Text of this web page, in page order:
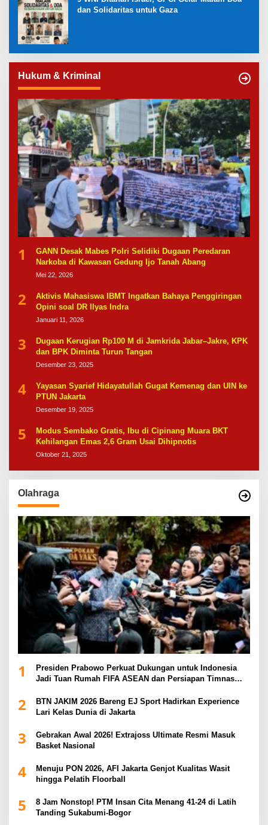
dan Solidaritas untuk Gaza
Hukum & Kriminal
1
GANN Desak Mabes Polri Selidiki Dugaan Peredaran
Narkoba di Kawasan Gedung Ijo Tanah Abang
Mei 22, 2026
2
Aktivis Mahasiswa IBMT Ingatkan Bahaya Penggiringan
Opini soal DR Ilyas Indra
Januari 11, 2026
3
Dugaan Kerugian Rp100 M di Jamkrida Jabar–Jakre, KPK
dan BPK Diminta Turun Tangan
Desember 23, 2025
4
Yayasan Syarief Hidayatullah Gugat Kemenag dan UIN ke
PTUN Jakarta
Desember 19, 2025
5
Modus Sembako Gratis, Ibu di Cipinang Muara BKT
Kehilangan Emas 2,6 Gram Usai Dihipnotis
Oktober 21, 2025
Olahraga
1
Presiden Prabowo Perkuat Dukungan untuk Indonesia
Jadi Tuan Rumah FIFA ASEAN dan Persiapan Timnas
2
BTN JAKIM 2026 Bareng EJ Sport Hadirkan Experience
Lari Kelas Dunia di Jakarta
3
Gebrakan Awal 2026! Extrajoss Ultimate Resmi Masuk
Basket Nasional
4
Menuju PON 2026, AFI Jakarta Genjot Kualitas Wasit
hingga Pelatih Floorball
5
8 Jam Nonstop! PTM Insan Cita Menang 41-24 di Latih
Tanding Sukabumi-Bogor